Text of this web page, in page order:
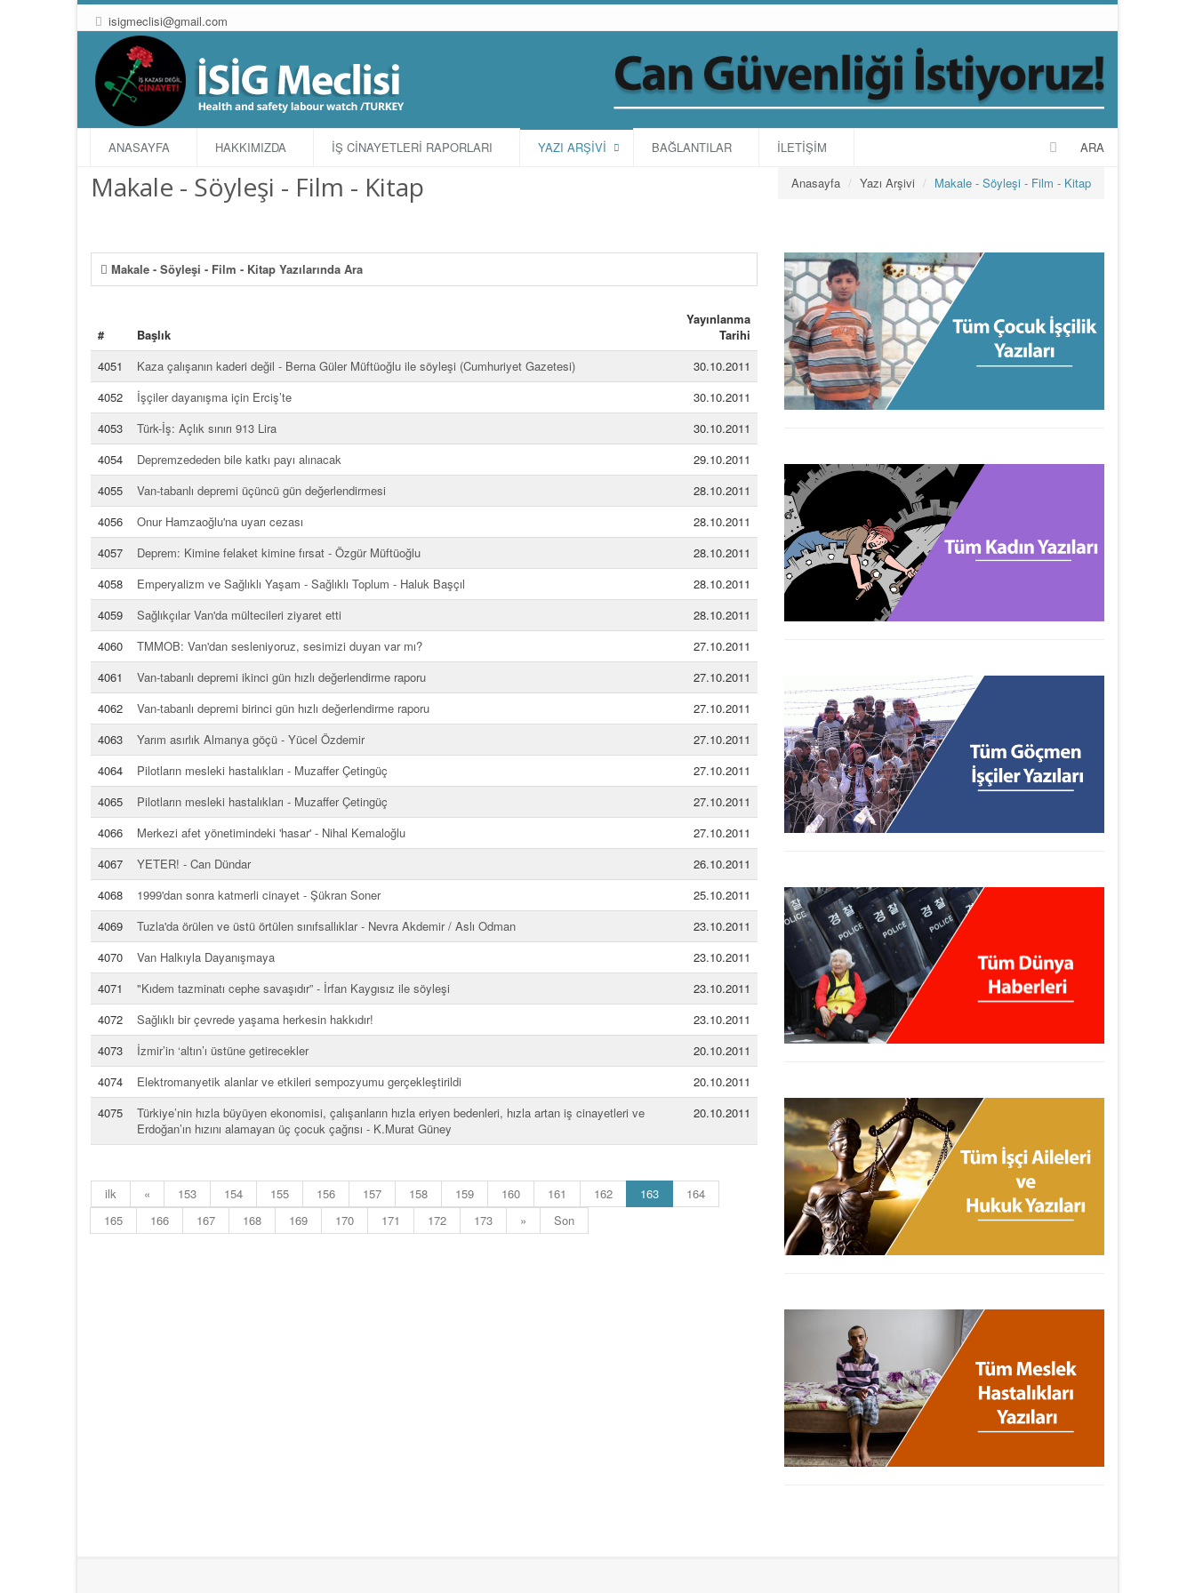
isigmeclisi@gmail.com
ANASAYFA HAKKIMIZDA İŞ CİNAYETLERİ RAPORLARI YAZI ARŞİVİ BAĞLANTILAR İLETİŞİM ARA
Makale - Söyleşi - Film - Kitap Anasayfa Yazı Arşivi Makale - Söyleşi - Film - Kitap
Makale - Söyleşi - Film - Kitap Yazılarında Ara
# Başlık
Yayınlanma
Tarihi
4051
Kaza çalışanın kaderi değil - Berna Güler Müftüoğlu ile söyleşi (Cumhuriyet Gazetesi)
30.10.2011
4052
İşçiler dayanışma için Erciş’te
30.10.2011
4053
Türk-İş: Açlık sınırı 913 Lira
30.10.2011
4054
Depremzededen bile katkı payı alınacak
29.10.2011
4055
Van-tabanlı depremi üçüncü gün değerlendirmesi
28.10.2011
4056
Onur Hamzaoğlu'na uyarı cezası
28.10.2011
4057
Deprem: Kimine felaket kimine fırsat - Özgür Müftüoğlu
28.10.2011
4058
Emperyalizm ve Sağlıklı Yaşam - Sağlıklı Toplum - Haluk Başçıl
28.10.2011
4059
Sağlıkçılar Van'da mültecileri ziyaret etti
28.10.2011
4060
TMMOB: Van'dan sesleniyoruz, sesimizi duyan var mı?
27.10.2011
4061
Van-tabanlı depremi ikinci gün hızlı değerlendirme raporu
27.10.2011
4062
Van-tabanlı depremi birinci gün hızlı değerlendirme raporu
27.10.2011
4063
Yarım asırlık Almanya göçü - Yücel Özdemir
27.10.2011
4064
Pilotların mesleki hastalıkları - Muzaffer Çetingüç
27.10.2011
4065
Pilotların mesleki hastalıkları - Muzaffer Çetingüç
27.10.2011
4066
Merkezi afet yönetimindeki 'hasar' - Nihal Kemaloğlu
27.10.2011
4067
YETER! - Can Dündar
26.10.2011
4068
1999'dan sonra katmerli cinayet - Şükran Soner
25.10.2011
4069
Tuzla'da örülen ve üstü örtülen sınıfsallıklar - Nevra Akdemir / Aslı Odman
23.10.2011
4070
Van Halkıyla Dayanışmaya
23.10.2011
4071
"Kıdem tazminatı cephe savaşıdır” - İrfan Kaygısız ile söyleşi
23.10.2011
4072
Sağlıklı bir çevrede yaşama herkesin hakkıdır!
23.10.2011
4073
İzmir’in ‘altın’ı üstüne getirecekler
20.10.2011
4074
Elektromanyetik alanlar ve etkileri sempozyumu gerçekleştirildi
20.10.2011
4075
Türkiye’nin hızla büyüyen ekonomisi, çalışanların hızla eriyen bedenleri, hızla artan iş cinayetleri ve
Erdoğan’ın hızını alamayan üç çocuk çağrısı - K.Murat Güney
20.10.2011
ilk « 153 154 155 156 157 158 159 160 161 162 163(current)
164
165
166 167 168 169 170 171 172 173 » Son